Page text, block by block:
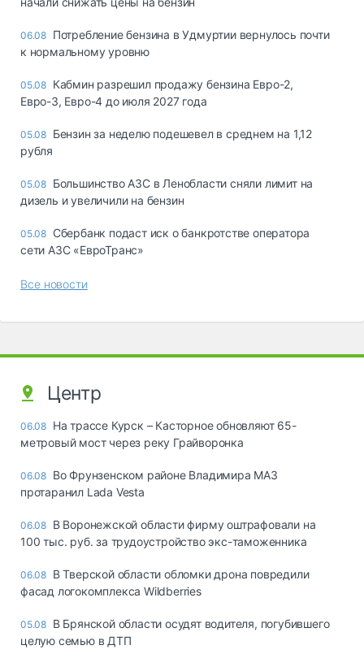
06.08 Потребление бензина в Удмуртии вернулось почти
к нормальному уровню
05.08 Кабмин разрешил продажу бензина Евро-2,
Евро-3, Евро-4 до июля 2027 года
05.08 Бензин за неделю подешевел в среднем на 1,12
рубля
05.08 Большинство АЗС в Ленобласти сняли лимит на
дизель и увеличили на бензин
05.08 Сбербанк подаст иск о банкротстве оператора
сети АЗС «ЕвроТранс»
Все новости
Центр
06.08 На трассе Курск – Касторное обновляют 65-
метровый мост через реку Грайворонка
06.08 Во Фрунзенском районе Владимира МАЗ
протаранил Lada Vesta
06.08 В Воронежской области фирму оштрафовали на
100 тыс. руб. за трудоустройство экс-таможенника
06.08 В Тверской области обломки дрона повредили
фасад логокомплекса Wildberries
05.08 В Брянской области осудят водителя, погубившего
целую семью в ДТП